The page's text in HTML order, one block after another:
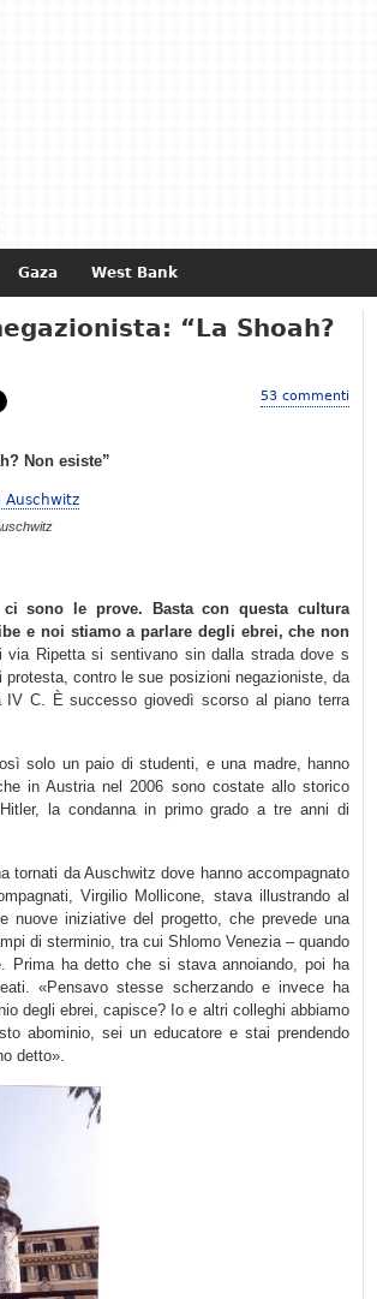
Gaza West Bank
“La Shoah?
53 commenti
Non esiste”
sono le prove. Basta con questa cultura
e noi stiamo a parlare degli ebrei, che non
via Ripetta si sentivano sin dalla strada dove s
contro le sue posizioni negazioniste, da
C. È successo giovedì scorso al piano terra
solo un paio di studenti, e una madre, hanno
in Austria nel 2006 sono costate allo storico
la condanna in primo grado a tre anni di
tornati da Auschwitz dove hanno accompagnato
Virgilio Mollicone, stava illustrando al
nuove iniziative del progetto, che prevede una
di sterminio, tra cui Shlomo Venezia – quando
Prima ha detto che si stava annoiando, poi ha
«Pensavo stesse scherzando e invece ha
degli ebrei, capisce? Io e altri colleghi abbiamo
abominio, sei un educatore e stai prendendo
detto».